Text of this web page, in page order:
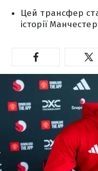
Цей трансфер
історії